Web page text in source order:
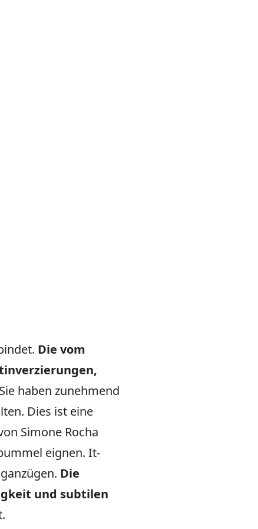
Die vom
Sie haben zunehmend
Dies ist eine
Simone Rocha
eignen. It-
Die
und subtilen